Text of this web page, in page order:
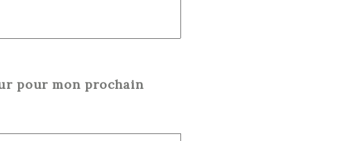
pour mon prochain